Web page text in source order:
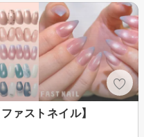
ァストネイル】